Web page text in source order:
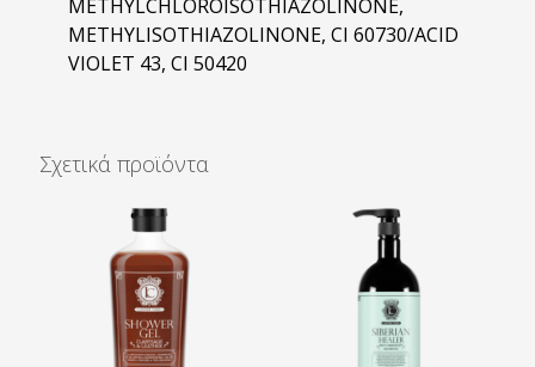
METHYLCHLOROISOTHIAZOLINONE,
METHYLISOTHIAZOLINONE, CI 60730/ACID
VIOLET 43, CI 50420
Σχετικά προϊόντα